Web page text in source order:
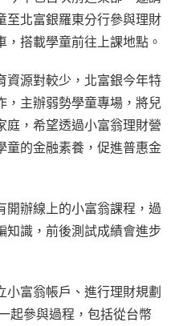
至北富銀羅東分行參與理財
搭載學童前往上課地點。
資源對較少，北富銀今年特
，主辦弱勢學童專場，將兒
庭，希望透過小富翁理財營
童的金融素養，促進普惠金
開辦線上的小富翁課程，過
知識，前後測試成績會進步
小富翁帳戶、進行理財規劃
起參與過程，包括從台幣